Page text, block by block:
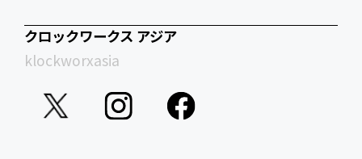
クロックワークス アジア
klockworxasia